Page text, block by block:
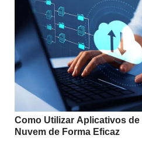
Como Utilizar Aplicativos
Nuvem de Forma Eficaz